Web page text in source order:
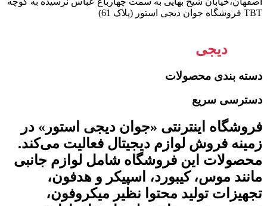
TBT فروشگاه جوان دیجی استور (پلاک 61)
دیجی
دسته بندی محصولات
دسترسی سریع
فروشگاه اینترنتی «جوان دیجی استور» در
زمینه فروش لوازم دیجیتال فعالیت می‌کند.
محصولات این فروشگاه شامل لوازم جانبی
مانند موس، کیبورد، اسپیکر و هدفون،
تجهیزات تولید محتوا نظیر میکروفون،